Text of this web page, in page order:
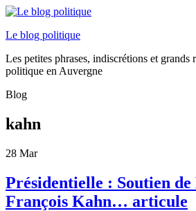
Le blog politique
Les petites phrases, indiscrétions et grands
politique en Auvergne
Blog
kahn
28 Mar
Présidentielle : Soutien
François Kahn… articule